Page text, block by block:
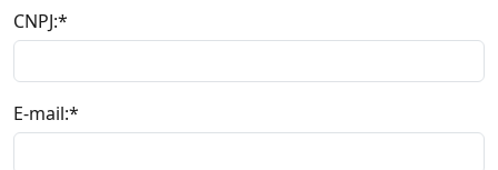
CNPJ:*
E-mail:*